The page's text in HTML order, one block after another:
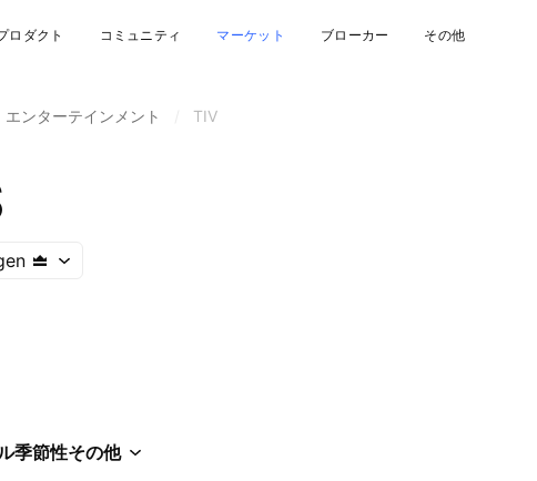
ロダクト コミュニティ マーケット ブローカー その他
エンターテインメント TIV
季節性その他